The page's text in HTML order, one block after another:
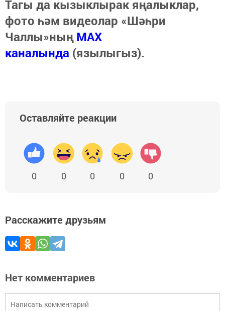
Тагы да кызыклырак яңалыклар,
фото һәм видеолар «Шәһри
Чаллы»ныңMAX
каналында (язылыгыз).
Оставляйте реакции
0 0 0 0 0
Расскажите друзьям
Нет комментариев